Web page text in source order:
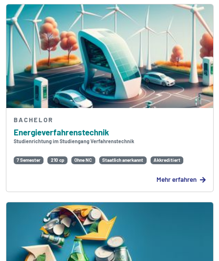
Energie­verfahrens­technik
Studienrichtung im Studiengang Verfahrenstechnik
BACHELOR
7 Semester 210 cp Ohne NC Staatlich anerkannt Akkreditiert
Mehr erfahren